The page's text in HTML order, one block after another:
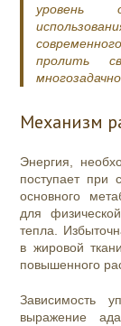
уровень
пролить
Механизм
Энергия,
поступает при
основного
для
тепла.
в жировой
повышенного
Зависимость
выражение